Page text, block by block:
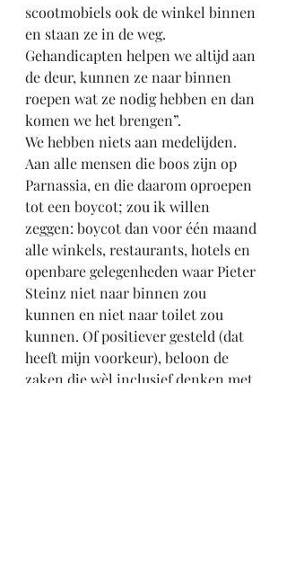
scootmobiels ook de winkel binnen
en staan ze in de weg.
Gehandicapten helpen we altijd aan
de deur, kunnen ze naar binnen
roepen wat ze nodig hebben en dan
komen we het brengen”.
We hebben niets aan medelijden.
Aan alle mensen die boos zijn op
Parnassia, en die daarom oproepen
tot een boycot; zou ik willen
zeggen: boycot dan voor één maand
alle winkels, restaurants, hotels en
openbare gelegenheden waar Pieter
Steinz niet naar binnen zou
kunnen en niet naar toilet zou
kunnen. Of positiever gesteld (dat
heeft mijn voorkeur), beloon de
zaken die wèl inclusief denken met